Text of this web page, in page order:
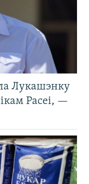
Лукашэнку
Расеі, —